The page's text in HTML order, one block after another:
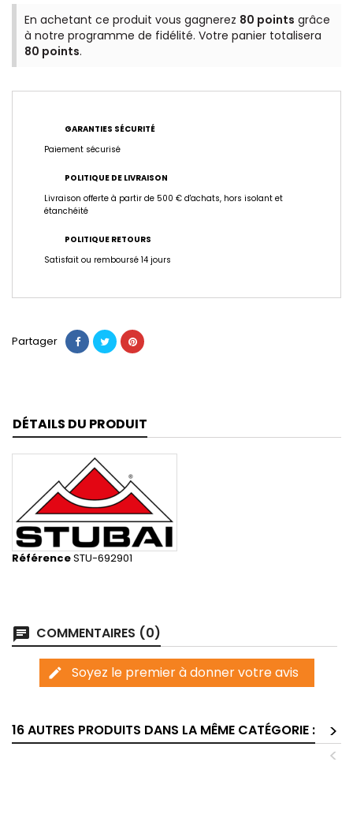
En achetant ce produit vous gagnerez 80 points grâce
à notre programme de fidélité. Votre panier totalisera
80 points.
GARANTIES SÉCURITÉ
Paiement sécurisé
POLITIQUE DE LIVRAISON
Livraison offerte à partir de 500 € d'achats, hors isolant et
étanchéité
POLITIQUE RETOURS
Satisfait ou remboursé 14 jours
Partager
DÉTAILS DU PRODUIT
RéférenceSTU-692901
chat COMMENTAIRES (0)
edit Soyez le premier à donner votre avis
16 AUTRES PRODUITS DANS LA MÊME CATÉGORIE :
>
<